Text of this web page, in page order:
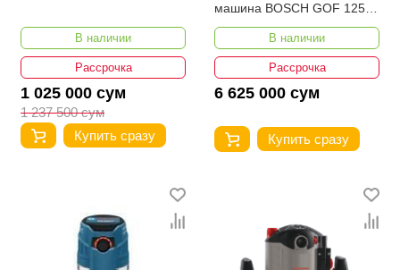
В наличии
Рассрочка
1 025 000 сум
1 237 500 сум
Купить сразу
машина BOSCH GOF 1250
CE Professional
В наличии
Рассрочка
6 625 000 сум
Купить сразу